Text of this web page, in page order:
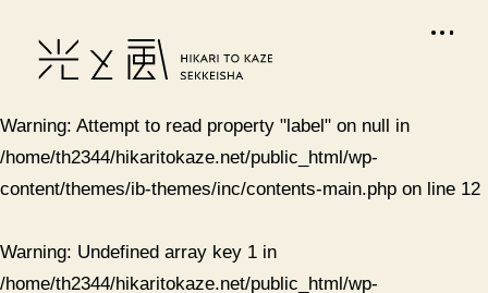
Warning: Attempt to read property "label" on null in
/home/th2344/hikaritokaze.net/public_html/wp-
content/themes/ib-themes/inc/contents-main.php on line 12
Warning: Undefined array key 1 in
/home/th2344/hikaritokaze.net/public_html/wp-